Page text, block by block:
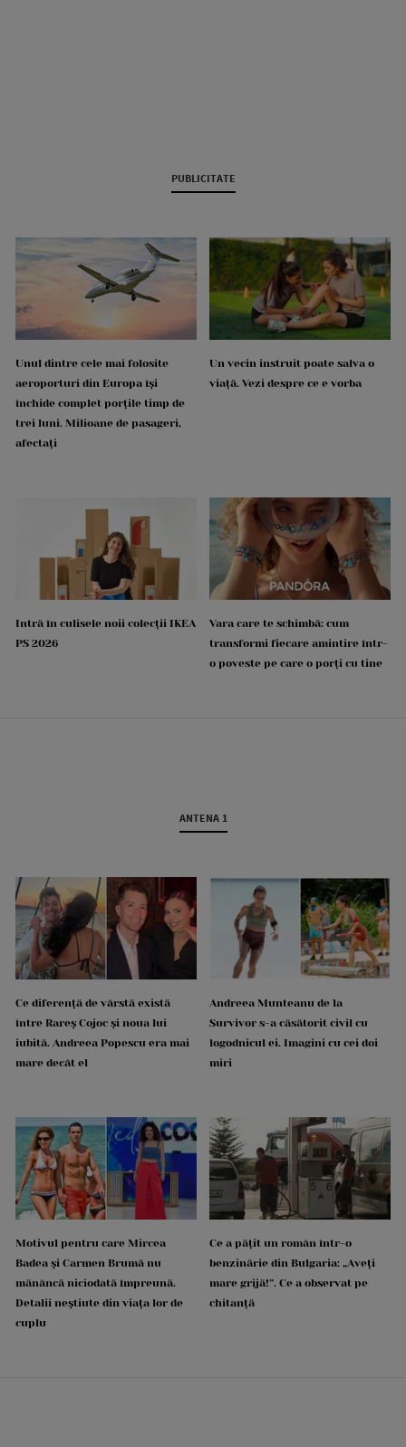
PUBLICITATE
Unul dintre cele mai folosite
aeroporturi din Europa își
închide complet porțile timp de
trei luni. Milioane de pasageri,
afectați
Un vecin instruit poate salva o
viață. Vezi despre ce e vorba
Intră în culisele noii colecții IKEA
PS 2026
Vara care te schimbă: cum
transformi fiecare amintire într-
o poveste pe care o porți cu tine
ANTENA 1
Ce diferență de vârstă există
între Rareș Cojoc și noua lui
iubită. Andreea Popescu era mai
mare decât el
Andreea Munteanu de la
Survivor s-a căsătorit civil cu
logodnicul ei. Imagini cu cei doi
miri
Motivul pentru care Mircea
Badea și Carmen Brumă nu
mănâncă niciodată împreună.
Detalii neștiute din viața lor de
cuplu
Ce a pățit un român într-o
benzinărie din Bulgaria: „Aveți
mare grijă!”. Ce a observat pe
chitanță